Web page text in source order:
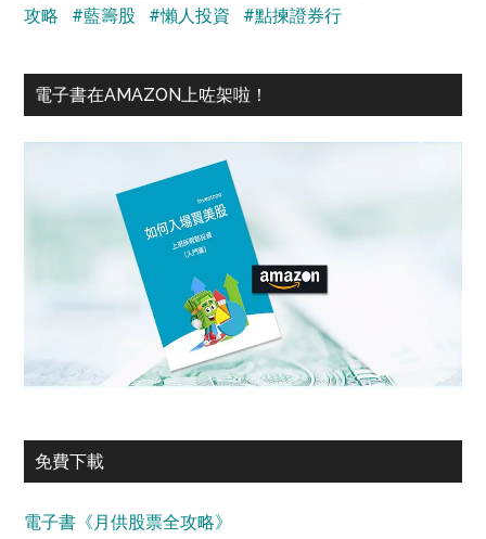
攻略
#藍籌股 #懶人投資 #點揀證券行
電子書在AMAZON上咗架啦！
免費下載
電子書《月供股票全攻略》